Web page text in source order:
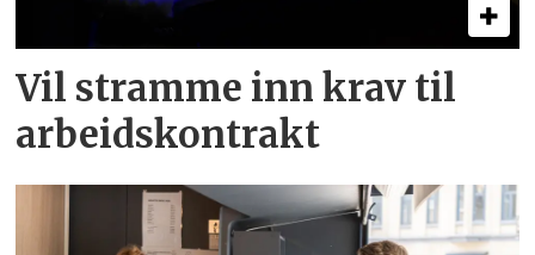
Vil stramme inn krav til
arbeids­kontrakt